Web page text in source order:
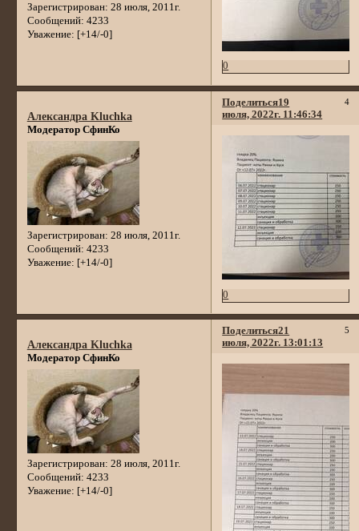
Зарегистрирован: 28 июля, 2011г.
Сообщений: 4233
Уважение: [+14/-0]
0
Поделиться 4
19
июля, 2022г. 11:46:34
Александра Kluchka
Модератор СфинКо
Зарегистрирован: 28 июля, 2011г.
Сообщений: 4233
Уважение: [+14/-0]
0
Поделиться 5
21
июля, 2022г. 13:01:13
Александра Kluchka
Модератор СфинКо
Зарегистрирован: 28 июля, 2011г.
Сообщений: 4233
Уважение: [+14/-0]